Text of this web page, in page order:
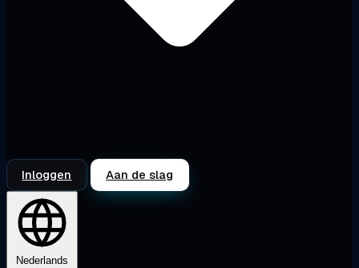
Inloggen Aan de slag
Nederlands